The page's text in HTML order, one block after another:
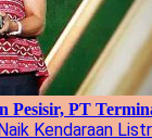
Pesisir, PT